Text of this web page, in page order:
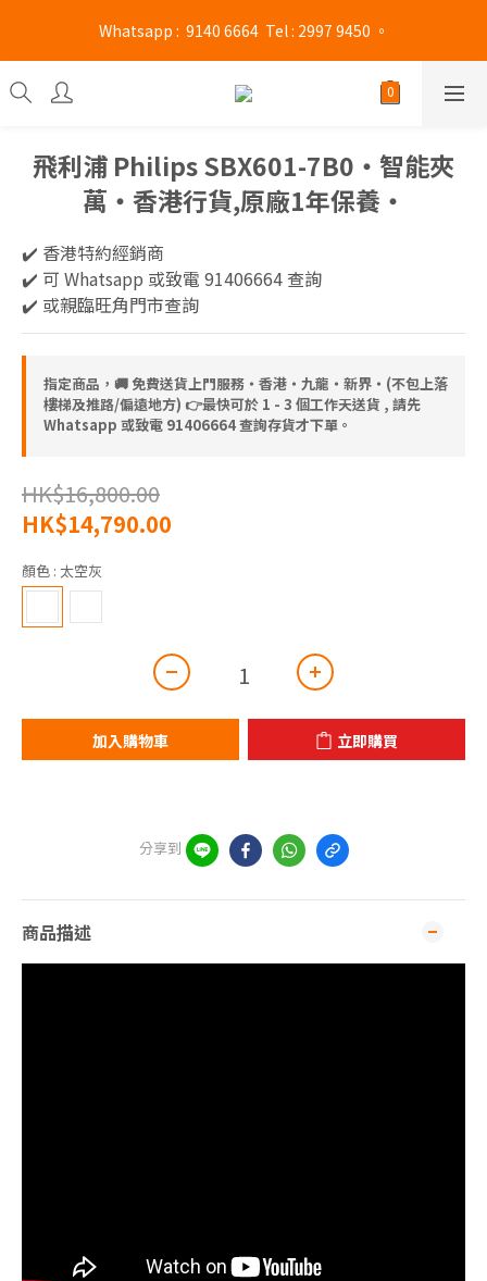
旺角門市營業時間 : (星期一至六 13:00 - 21:00 / 星期日及公眾假期
13:00 - 19:00)
Whatsapp :  9140 6664  Tel : 2997 9450 。
旺角門市營業時間 : (星期一至六 13:00 - 21:00 / 星期日及公眾假期
13:00 - 19:00)
飛利浦 Philips SBX601-7B0‧智能夾
萬‧香港行貨,原廠1年保養‧
✔️ 香港特約經銷商
✔️ 可 Whatsapp 或致電 91406664 查詢
✔️ 或親臨旺角門市查詢
指定商品，🚚 免費送貨上門服務‧香港‧九龍‧新界‧(不包上落
樓梯及推路/偏遠地方) 👉最快可於 1 - 3 個工作天送貨 , 請先
Whatsapp 或致電 91406664 查詢存貨才下單。
HK$16,800.00
HK$14,790.00
顏色 : 太空灰
加入購物車 立即購買
分享到
商品描述